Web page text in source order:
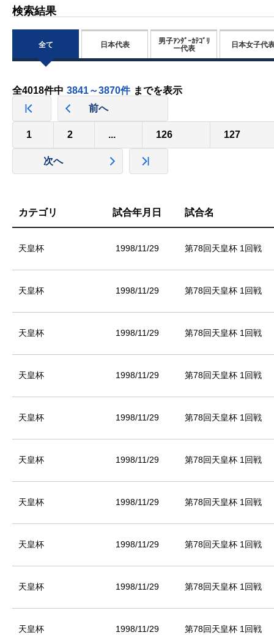
検索結果
全て 日本代表
男子ｱﾝﾀﾞｰｶﾃｺﾞﾘ
ー代表
日本女子代
全4018件中 3841～3870件 までを表示
前へ
1 2 ... 126 127
次へ
カテゴリ 試合年月日 試合名
天皇杯 1998/11/29 第78回天皇杯 1回戦
天皇杯 1998/11/29 第78回天皇杯 1回戦
天皇杯 1998/11/29 第78回天皇杯 1回戦
天皇杯 1998/11/29 第78回天皇杯 1回戦
天皇杯 1998/11/29 第78回天皇杯 1回戦
天皇杯 1998/11/29 第78回天皇杯 1回戦
天皇杯 1998/11/29 第78回天皇杯 1回戦
天皇杯 1998/11/29 第78回天皇杯 1回戦
天皇杯 1998/11/29 第78回天皇杯 1回戦
天皇杯 1998/11/29 第78回天皇杯 1回戦